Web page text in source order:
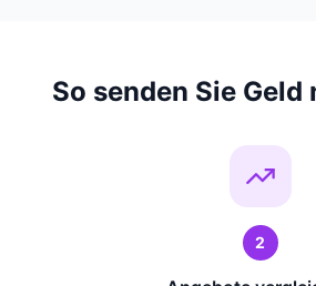
So senden Sie Geld
2